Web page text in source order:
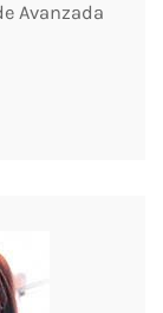
Avanzada